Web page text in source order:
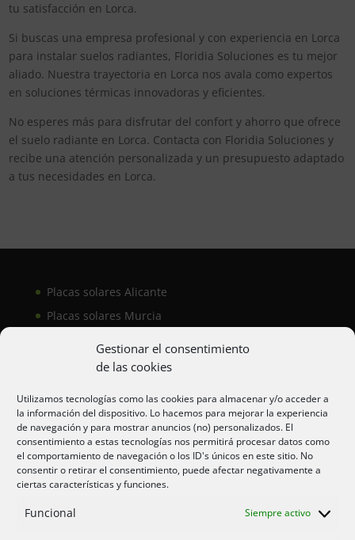
Gestionar el consentimiento
de las cookies
Utilizamos tecnologías como las cookies para almacenar y/o acceder a
la información del dispositivo. Lo hacemos para mejorar la experiencia
de navegación y para mostrar anuncios (no) personalizados. El
consentimiento a estas tecnologías nos permitirá procesar datos como
el comportamiento de navegación o los ID's únicos en este sitio. No
consentir o retirar el consentimiento, puede afectar negativamente a
ciertas características y funciones.
Funcional Siempre activo
tu satisfacción en Lorca.
Si buscas una empresa profesional y con experiencia en Lorca
para instalar suelos radiantes, Floridia Soluciones es tu mejor
aliado. Nuestra trayectoria en Lorca nos avala como expertos
en soluciones térmicas innovadoras y eficientes.
No esperes más para disfrutar del confort y ahorro que ofrece
el suelo radiante en Lorca. Contacta con Floridia Soluciones y
recibe una atención personalizada y un presupuesto adaptado
a tus necesidades en Lorca.
Placas solares Alicante
Placas solares Murcia
Aire acondicionado Alicante
Aire acondicionador Murcia
Aire acondicionado San Juan